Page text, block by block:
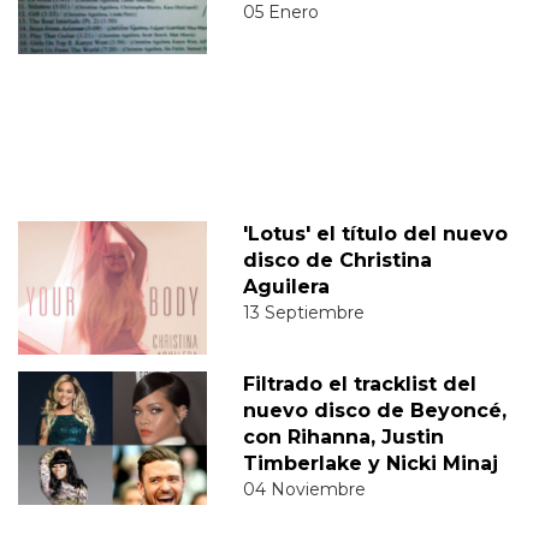
05 Enero
'Lotus' el título del nuevo
disco de Christina
Aguilera
13 Septiembre
Filtrado el tracklist del
nuevo disco de Beyoncé,
con Rihanna, Justin
Timberlake y Nicki Minaj
04 Noviembre